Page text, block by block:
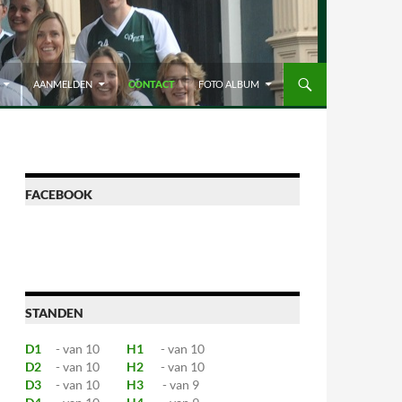
AANMELDEN CONTACT FOTO ALBUM
FACEBOOK
STANDEN
D1 - van 10 H1
- van 10
D2
- van 10 H2
- van 10
D3
- van 10 H3
- van 9